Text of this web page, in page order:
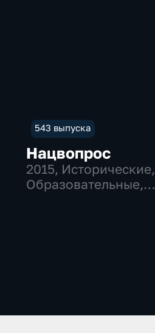
543 выпуска
Нацвопрос
2015, Исторические,
Образовательные,